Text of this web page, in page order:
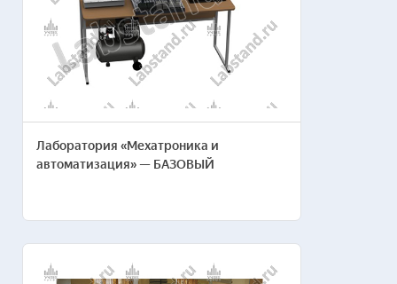
Лаборатория «Мехатроника и
автоматизация» — БАЗОВЫЙ